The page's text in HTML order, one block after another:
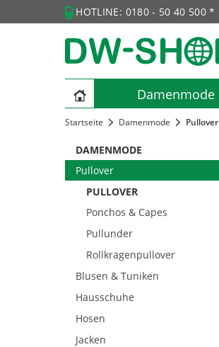
HOTLINE: 0180 - 50 40 500 *
Damenmode
Startseite Damenmode Pullover
DAMENMODE
Pullover
PULLOVER
Ponchos & Capes
Pullunder
Rollkragenpullover
Blusen & Tuniken
Hausschuhe
Hosen
Jacken